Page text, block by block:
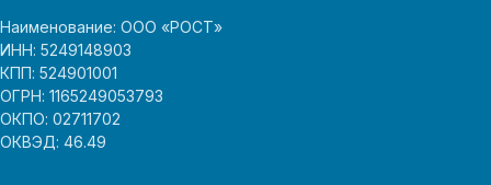
Наименование: ООО «РОСТ»
ИНН: 5249148903
КПП: 524901001
ОГРН: 1165249053793
ОКПО: 02711702
ОКВЭД: 46.49